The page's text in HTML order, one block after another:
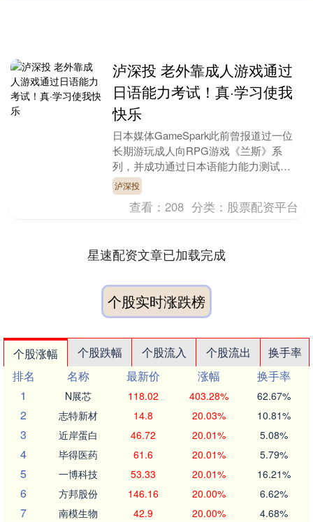
泸深投 老外靠成人游戏通过
日语能力考试！真·学习使我
快乐
日本媒体GameSpark此前曾报道过一位
长期游玩成人向RPG游戏《兰斯》系
列，并成功通过日本语能力能力测试
（JLPT）的海外玩家。令人意外的是，
该消息发布后泸....
泸深投
查看：208 分类： 股票配资平台
星速配资文章已加载完成
个股实时涨跌榜
个股涨幅 个股跌幅 个股流入 个股流出
换手率
排名
名称 最新价 涨幅
换手率
1
N展芯 118.02 403.28% 62.67%
2 志特新材 14.8 20.03% 10.81%
3 近岸蛋白 46.72 20.01% 5.08%
4 毕得医药 61.6 20.01% 5.79%
5 一博科技 53.33 20.01% 16.21%
6 方邦股份 146.16 20.00% 6.62%
7 南模生物 42.9 20.00% 4.68%